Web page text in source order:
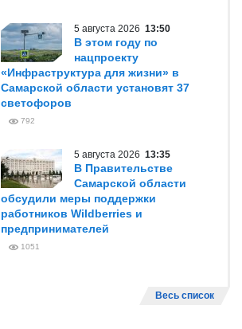
5 августа 2026 13:50
В этом году по
нацпроекту
«Инфраструктура для жизни» в
Самарской области установят 37
светофоров
792
5 августа 2026 13:35
В Правительстве
Самарской области
обсудили меры поддержки
работников Wildberries и
предпринимателей
1051
Весь список